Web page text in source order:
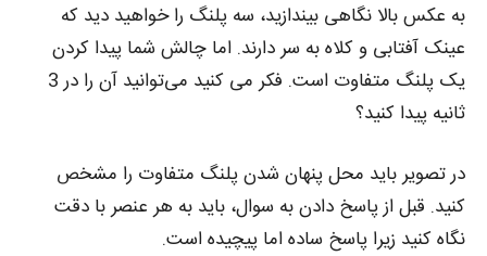
به عکس بالا نگاهی بیندازید، سه پلنگ را خواهید دید که
عینک آفتابی و کلاه به سر دارند. اما چالش شما پیدا کردن
یک پلنگ متفاوت است. فکر می‌ کنید می‌توانید آن را در 3
ثانیه پیدا کنید؟
در تصویر باید محل پنهان شدن پلنگ متفاوت را مشخص
کنید. قبل از پاسخ دادن به سوال، باید به هر عنصر با دقت
نگاه کنید زیرا پاسخ ساده اما پیچیده است.